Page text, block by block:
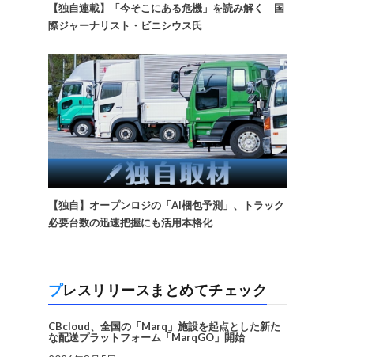
【独自連載】「今そこにある危機」を読み解く 国
際ジャーナリスト・ビニシウス氏
【独自】オープンロジの「AI梱包予測」、トラック
必要台数の迅速把握にも活用本格化
プレスリリースまとめてチェック
CBcloud、全国の「Marq」施設を起点とした新た
な配送プラットフォーム「MarqGO」開始